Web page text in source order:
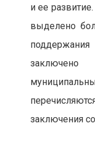
и ее
выделено
заключения